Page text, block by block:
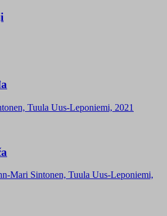
Tuula Uus-Leponiemi, 2021
Mari Sintonen, Tuula Uus-Leponiemi,